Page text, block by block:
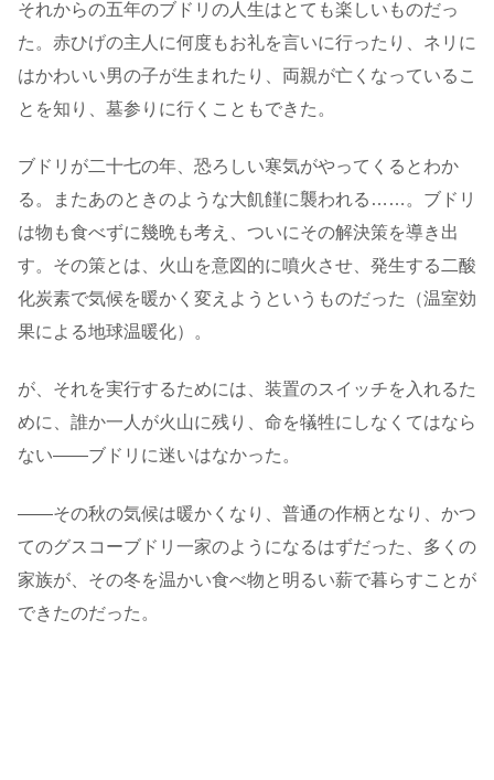
それからの五年のブドリの人生はとても楽しいものだっ
た。赤ひげの主人に何度もお礼を言いに行ったり、ネリに
はかわいい男の子が生まれたり、両親が亡くなっているこ
とを知り、墓参りに行くこともできた。
ブドリが二十七の年、恐ろしい寒気がやってくるとわか
る。またあのときのような大飢饉に襲われる……。ブドリ
は物も食べずに幾晩も考え、ついにその解決策を導き出
す。その策とは、火山を意図的に噴火させ、発生する二酸
化炭素で気候を暖かく変えようというものだった（温室効
果による地球温暖化）。
が、それを実行するためには、装置のスイッチを入れるた
めに、誰か一人が火山に残り、命を犠牲にしなくてはなら
ない――ブドリに迷いはなかった。
――その秋の気候は暖かくなり、普通の作柄となり、かつ
てのグスコーブドリ一家のようになるはずだった、多くの
家族が、その冬を温かい食べ物と明るい薪で暮らすことが
できたのだった。